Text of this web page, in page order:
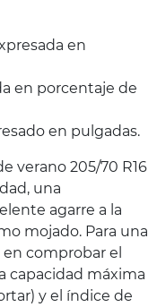
en
en porcentaje de
en pulgadas.
verano 205/70 R16
una
agarre a la
mojado. Para una
comprobar el
capacidad máxima
y el índice de